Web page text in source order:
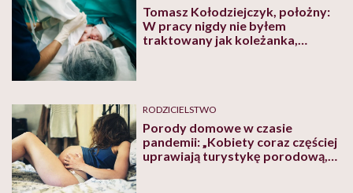
Tomasz Kołodziejczyk, położny:
W pracy nigdy nie byłem
traktowany jak koleżanka,
RODZICIELSTWO
Porody domowe w czasie
pandemii: „Kobiety coraz częściej
uprawiają turystykę porodową,